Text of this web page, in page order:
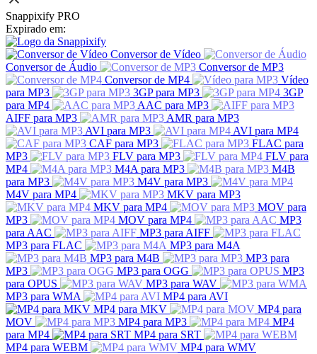
Snappixify PRO
Expirado em:
Conversor de Vídeo
Conversor de Áudio
Conversor de MP3
Conversor de MP4
Vídeo
para MP3
3GP para MP3
3GP
para MP4
AAC para MP3
AIFF para MP3
AMR para MP3
AVI para MP3
AVI para MP4
CAF para MP3
FLAC para
MP3
FLV para MP3
FLV para
MP4
M4A para MP3
M4B
para MP3
M4V para MP3
M4V para MP4
MKV para MP3
MKV para MP4
MOV para
MP3
MOV para MP4
MP3
para AAC
MP3 para AIFF
MP3 para FLAC
MP3 para M4A
MP3 para M4B
MP3 para
MP3
MP3 para OGG
MP3
para OPUS
MP3 para WAV
MP3 para WMA
MP4 para AVI
MP4 para MKV
MP4 para
MOV
MP4 para MP3
MP4
para MP4
MP4 para SRT
MP4 para WEBM
MP4 para WMV